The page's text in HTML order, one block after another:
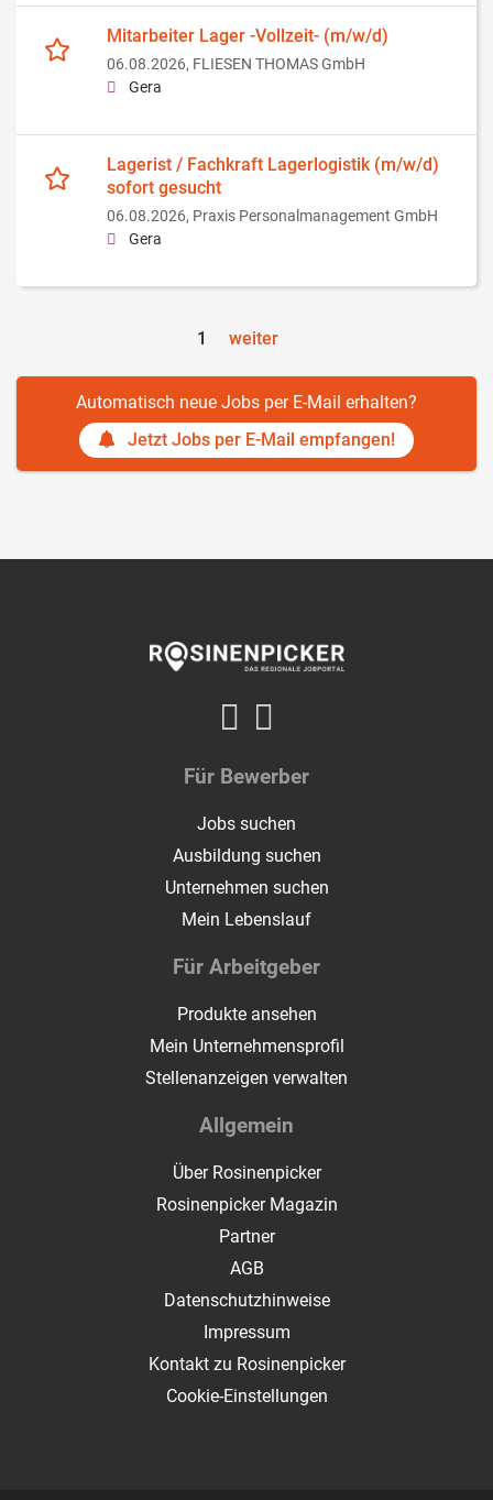
Mitarbeiter Lager -Vollzeit- (m/w/d)
06.08.2026, FLIESEN THOMAS GmbH
Gera
Lagerist / Fachkraft Lagerlogistik (m/w/d)
sofort gesucht
06.08.2026, Praxis Personalmanagement GmbH
Gera
1 weiter
Automatisch neue Jobs per E-Mail erhalten?
Jetzt Jobs per E-Mail empfangen!
Für Bewerber
Jobs suchen
Ausbildung suchen
Unternehmen suchen
Mein Lebenslauf
Für Arbeitgeber
Produkte ansehen
Mein Unternehmensprofil
Stellenanzeigen verwalten
Allgemein
Über Rosinenpicker
Rosinenpicker Magazin
Partner
AGB
Datenschutzhinweise
Impressum
Kontakt zu Rosinenpicker
Cookie-Einstellungen